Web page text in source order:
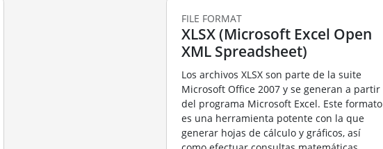
FILE FORMAT
XLSX (Microsoft Excel Open
XML Spreadsheet)
Los archivos XLSX son parte de la suite
Microsoft Office 2007 y se generan a partir
del programa Microsoft Excel. Este formato
es una herramienta potente con la que
generar hojas de cálculo y gráficos, así